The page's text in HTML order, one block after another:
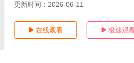
更新时间： 2026-06-11
 在线观看  极速观